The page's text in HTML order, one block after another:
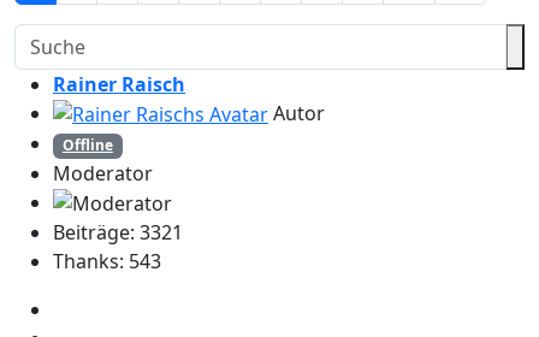
Rainer Raisch
Autor
Offline
Moderator
Beiträge: 3321
Thanks: 543